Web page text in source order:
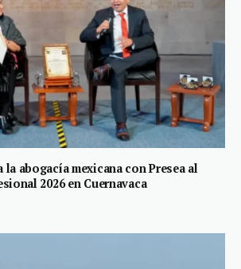
la abogacía mexicana con Presea al
2026 en Cuernavaca